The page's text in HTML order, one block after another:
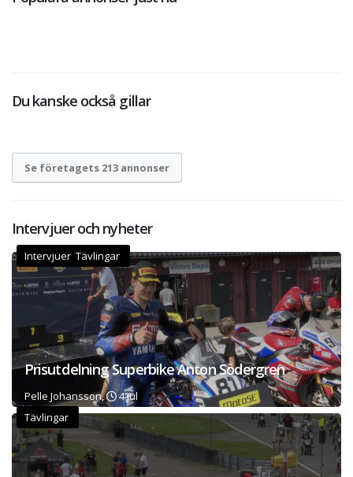
Du kanske också gillar
Se företagets 213 annonser
Intervjuer och nyheter
Intervjuer Tävlingar
Prisutdelning Superbike Anton Södergren
Pelle Johansson,
4 jul
Tävlingar